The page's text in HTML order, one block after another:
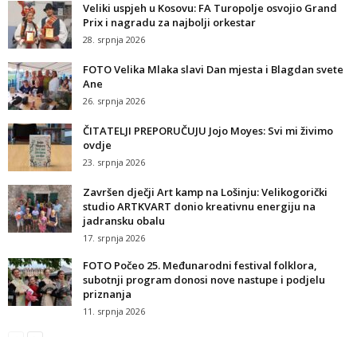
Veliki uspjeh u Kosovu: FA Turopolje osvojio Grand
Prix i nagradu za najbolji orkestar
28. srpnja 2026
FOTO Velika Mlaka slavi Dan mjesta i Blagdan svete
Ane
26. srpnja 2026
ČITATELJI PREPORUČUJU Jojo Moyes: Svi mi živimo
ovdje
23. srpnja 2026
Završen dječji Art kamp na Lošinju: Velikogorički
studio ARTKVART donio kreativnu energiju na
jadransku obalu
17. srpnja 2026
FOTO Počeo 25. Međunarodni festival folklora,
subotnji program donosi nove nastupe i podjelu
priznanja
11. srpnja 2026